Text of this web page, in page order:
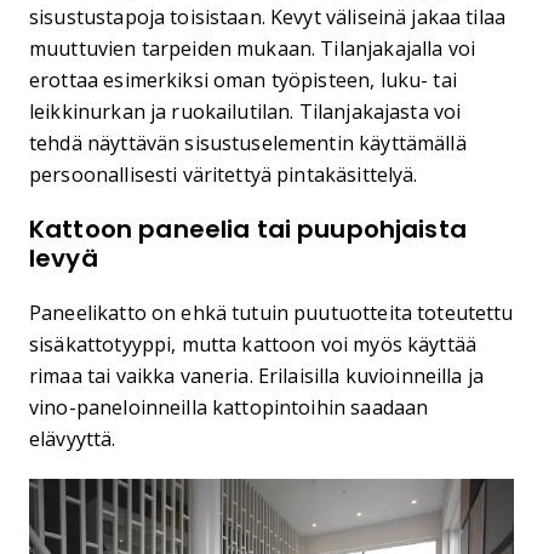
sisustustapoja toisistaan. Kevyt väliseinä jakaa tilaa
muuttuvien tarpeiden mukaan. Tilanjakajalla voi
erottaa esimerkiksi oman työpisteen, luku- tai
leikkinurkan ja ruokailutilan. Tilanjakajasta voi
tehdä näyttävän sisustuselementin käyttämällä
persoonallisesti väritettyä pintakäsittelyä.
Kattoon paneelia tai puupohjaista
levyä
Paneelikatto on ehkä tutuin puutuotteita toteutettu
sisäkattotyyppi, mutta kattoon voi myös käyttää
rimaa tai vaikka vaneria. Erilaisilla kuvioinneilla ja
vino-paneloinneilla kattopintoihin saadaan
elävyyttä.